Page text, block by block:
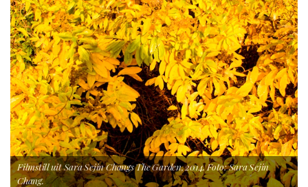
Filmstill uit Sara Sejin Changs The Garden, 2014. Foto: Sara Sejin
Chang.